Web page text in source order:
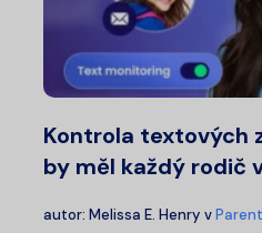
Kontrola textových
by měl každý rodič
autor: Melissa E. Henry v